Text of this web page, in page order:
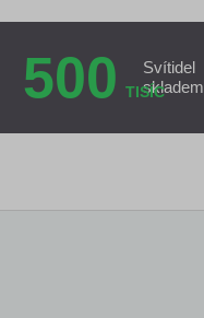
500 TISÍC
Svítidel
skladem